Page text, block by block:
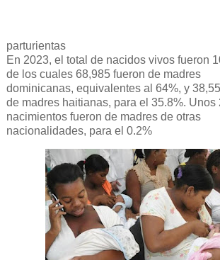
parturientas
En 2023, el total de nacidos vivos fueron
de los cuales 68,985 fueron de madres
dominicanas, equivalentes al 64%, y
de madres haitianas, para el 35.8%. Unos
nacimientos fueron de madres de otras
nacionalidades, para el 0.2%